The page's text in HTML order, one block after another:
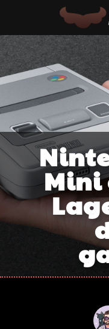
Mini